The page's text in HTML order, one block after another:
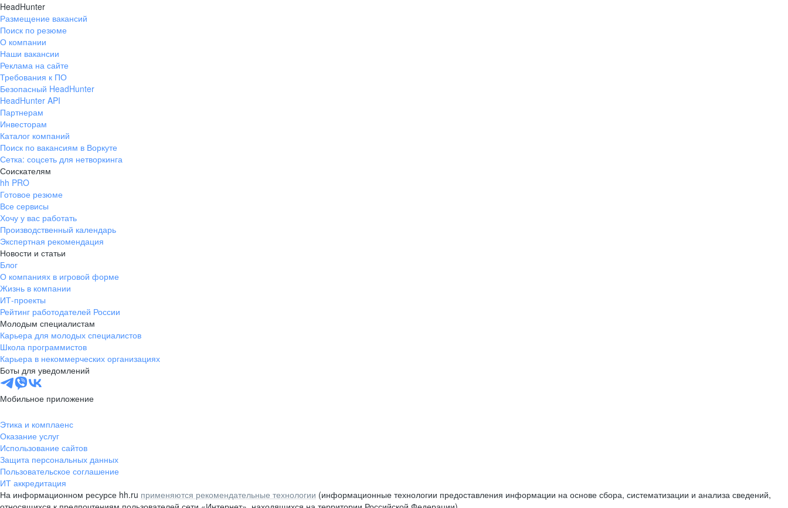
HeadHunter
Размещение вакансий
Поиск по резюме
О компании
Наши вакансии
Реклама на сайте
Требования к ПО
Безопасный HeadHunter
HeadHunter API
Партнерам
Инвесторам
Каталог компаний
Поиск по вакансиям в Воркуте
Сетка: соцсеть для нетворкинга
Соискателям
hh PRO
Готовое резюме
Все сервисы
Хочу у вас работать
Производственный календарь
Экспертная рекомендация
Новости и статьи
Блог
О компаниях в игровой форме
Жизнь в компании
ИТ-проекты
Рейтинг работодателей России
Молодым специалистам
Карьера для молодых специалистов
Школа программистов
Карьера в некоммерческих организациях
Боты для уведомлений
Мобильное приложение
Этика и комплаенс
Оказание услуг
Использование сайтов
Защита персональных данных
Пользовательское соглашение
ИТ аккредитация
На информационном ресурсе hh.ru применяются рекомендательные технологии (информационные технологии предоставления информации на основе сбора, систематизации и анализа сведений,